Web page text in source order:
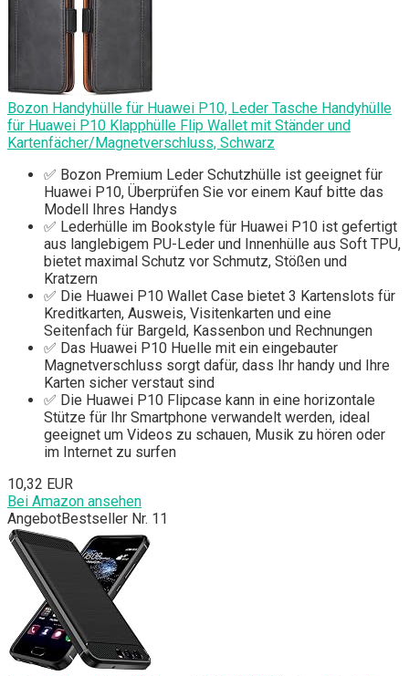
Bozon Handyhülle für Huawei P10, Leder Tasche Handyhülle
für Huawei P10 Klapphülle Flip Wallet mit Ständer und
Kartenfächer/Magnetverschluss, Schwarz
✅ Bozon Premium Leder Schutzhülle ist geeignet für
Huawei P10, Überprüfen Sie vor einem Kauf bitte das
Modell Ihres Handys
✅ Lederhülle im Bookstyle für Huawei P10 ist gefertigt
aus langlebigem PU-Leder und Innenhülle aus Soft TPU,
bietet maximal Schutz vor Schmutz, Stößen und
Kratzern
✅ Die Huawei P10 Wallet Case bietet 3 Kartenslots für
Kreditkarten, Ausweis, Visitenkarten und eine
Seitenfach für Bargeld, Kassenbon und Rechnungen
✅ Das Huawei P10 Huelle mit ein eingebauter
Magnetverschluss sorgt dafür, dass Ihr handy und Ihre
Karten sicher verstaut sind
✅ Die Huawei P10 Flipcase kann in eine horizontale
Stütze für Ihr Smartphone verwandelt werden, ideal
geeignet um Videos zu schauen, Musik zu hören oder
im Internet zu surfen
10,32 EUR
Bei Amazon ansehen
AngebotBestseller Nr. 11